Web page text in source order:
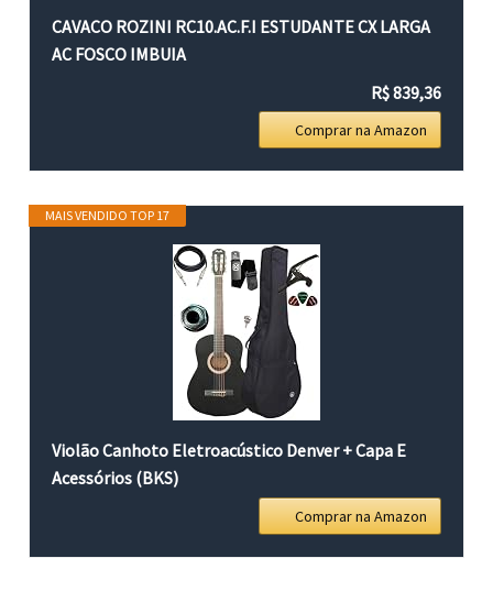
CAVACO ROZINI RC10.AC.F.I ESTUDANTE CX LARGA
AC FOSCO IMBUIA
R$ 839,36
Comprar na Amazon
MAIS VENDIDO TOP 17
Violão Canhoto Eletroacústico Denver + Capa E
Acessórios (BKS)
Comprar na Amazon